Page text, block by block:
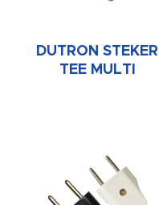
DUTRON STEKER
TEE MULTI